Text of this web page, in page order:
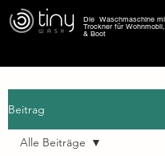
Die Waschmaschine
Trockner für
& Boot
Beitrag
Alle Beiträge